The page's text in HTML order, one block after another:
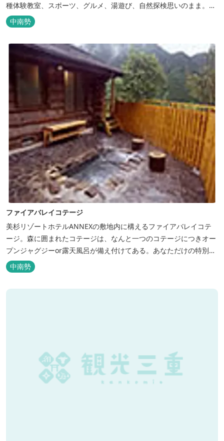
種体験教室、スポーツ、グルメ、湯遊び、自然探検思いのまま。思
いきり遊んだ後は温泉でゆったり、のんびり。お料理は和洋バイキ
ングに豪華会席料理。バイキングでは、毎日餅つき、夏は流しそう
めん等のイベントも開催しています。 ５つの貸切風呂に、展望風呂
付き客室、露天風呂・ジ...
中南勢
ファイアバレイコテージ
美杉リゾートホテルANNEXの敷地内に構えるファイアバレイコテ
ージ。森に囲まれたコテージは、なんと一つのコテージにつきオー
プンジャグジーor露天風呂が備え付けてある。あなただけの特別な
時間をお過ごしください。
中南勢